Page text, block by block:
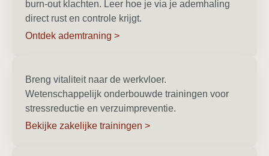
burn-out klachten. Leer hoe je via je ademhaling
direct rust en controle krijgt.
Ontdek ademtraning >
Breng vitaliteit naar de werkvloer.
Wetenschappelijk onderbouwde trainingen voor
stressreductie en verzuimpreventie.
Bekijke zakelijke trainingen >